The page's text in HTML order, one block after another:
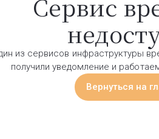
Сервис
из сервисов инфраструктуры
получили уведомление и
Вернуться на